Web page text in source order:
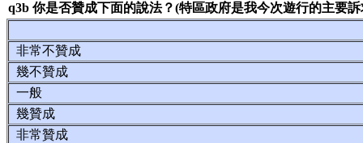
q3b 你是否贊成下面的說法？(特區政府是我今次遊行的主要
非常不贊成
幾不贊成
一般
幾贊成
非常贊成